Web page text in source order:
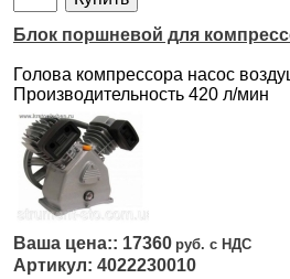
Блок поршневой для
Голова компрессора насос
Производительность 420 л/мин
17360
4022230010